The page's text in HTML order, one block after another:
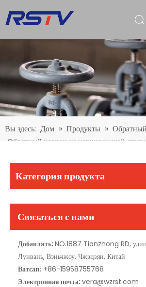
Вы здесь: Дом » Продукты »
Обратный клапан из нержавеющей стали
Категория продукта
Связаться с нами
Добавлять:NO.1887 Tianzhong RD,
Лунвань, Вэньчжоу, Чжэцзян, Китай
Ватсап: +86-15958755768
Электронная почта:vera@wzrst.com